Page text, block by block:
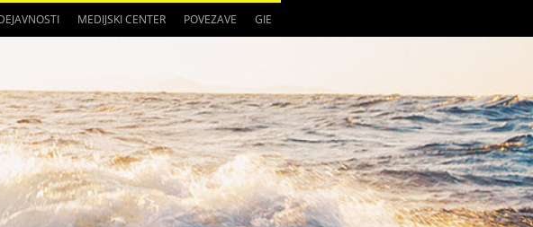
MEDIJSKI CENTER POVEZAVE GIE